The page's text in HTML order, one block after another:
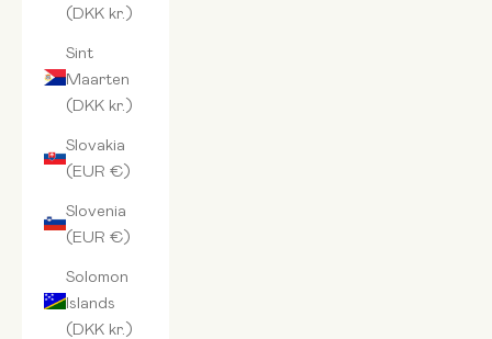
(DKK kr.)
Sint
Maarten
(DKK kr.)
Slovakia
(EUR €)
Slovenia
(EUR €)
Solomon
Islands
(DKK kr.)